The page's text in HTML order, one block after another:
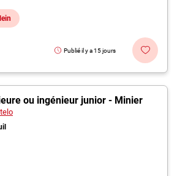
Publié il y a 15 jours
ou ingénieur junior - Minier